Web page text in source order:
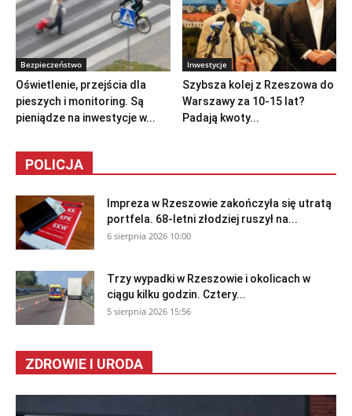
Bezpieczeństwo
Oświetlenie, przejścia dla
pieszych i monitoring. Są
pieniądze na inwestycje w...
Inwestycje
Szybsza kolej z Rzeszowa do
Warszawy za 10-15 lat?
Padają kwoty...
POLICJA
Impreza w Rzeszowie zakończyła się utratą
portfela. 68-letni złodziej ruszył na...
6 sierpnia 2026 10:00
Trzy wypadki w Rzeszowie i okolicach w
ciągu kilku godzin. Cztery...
5 sierpnia 2026 15:56
ZDROWIE I URODA